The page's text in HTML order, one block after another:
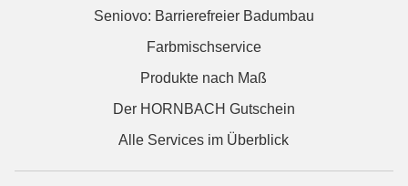
Seniovo: Barrierefreier Badumbau
Farbmischservice
Produkte nach Maß
Der HORNBACH Gutschein
Alle Services im Überblick